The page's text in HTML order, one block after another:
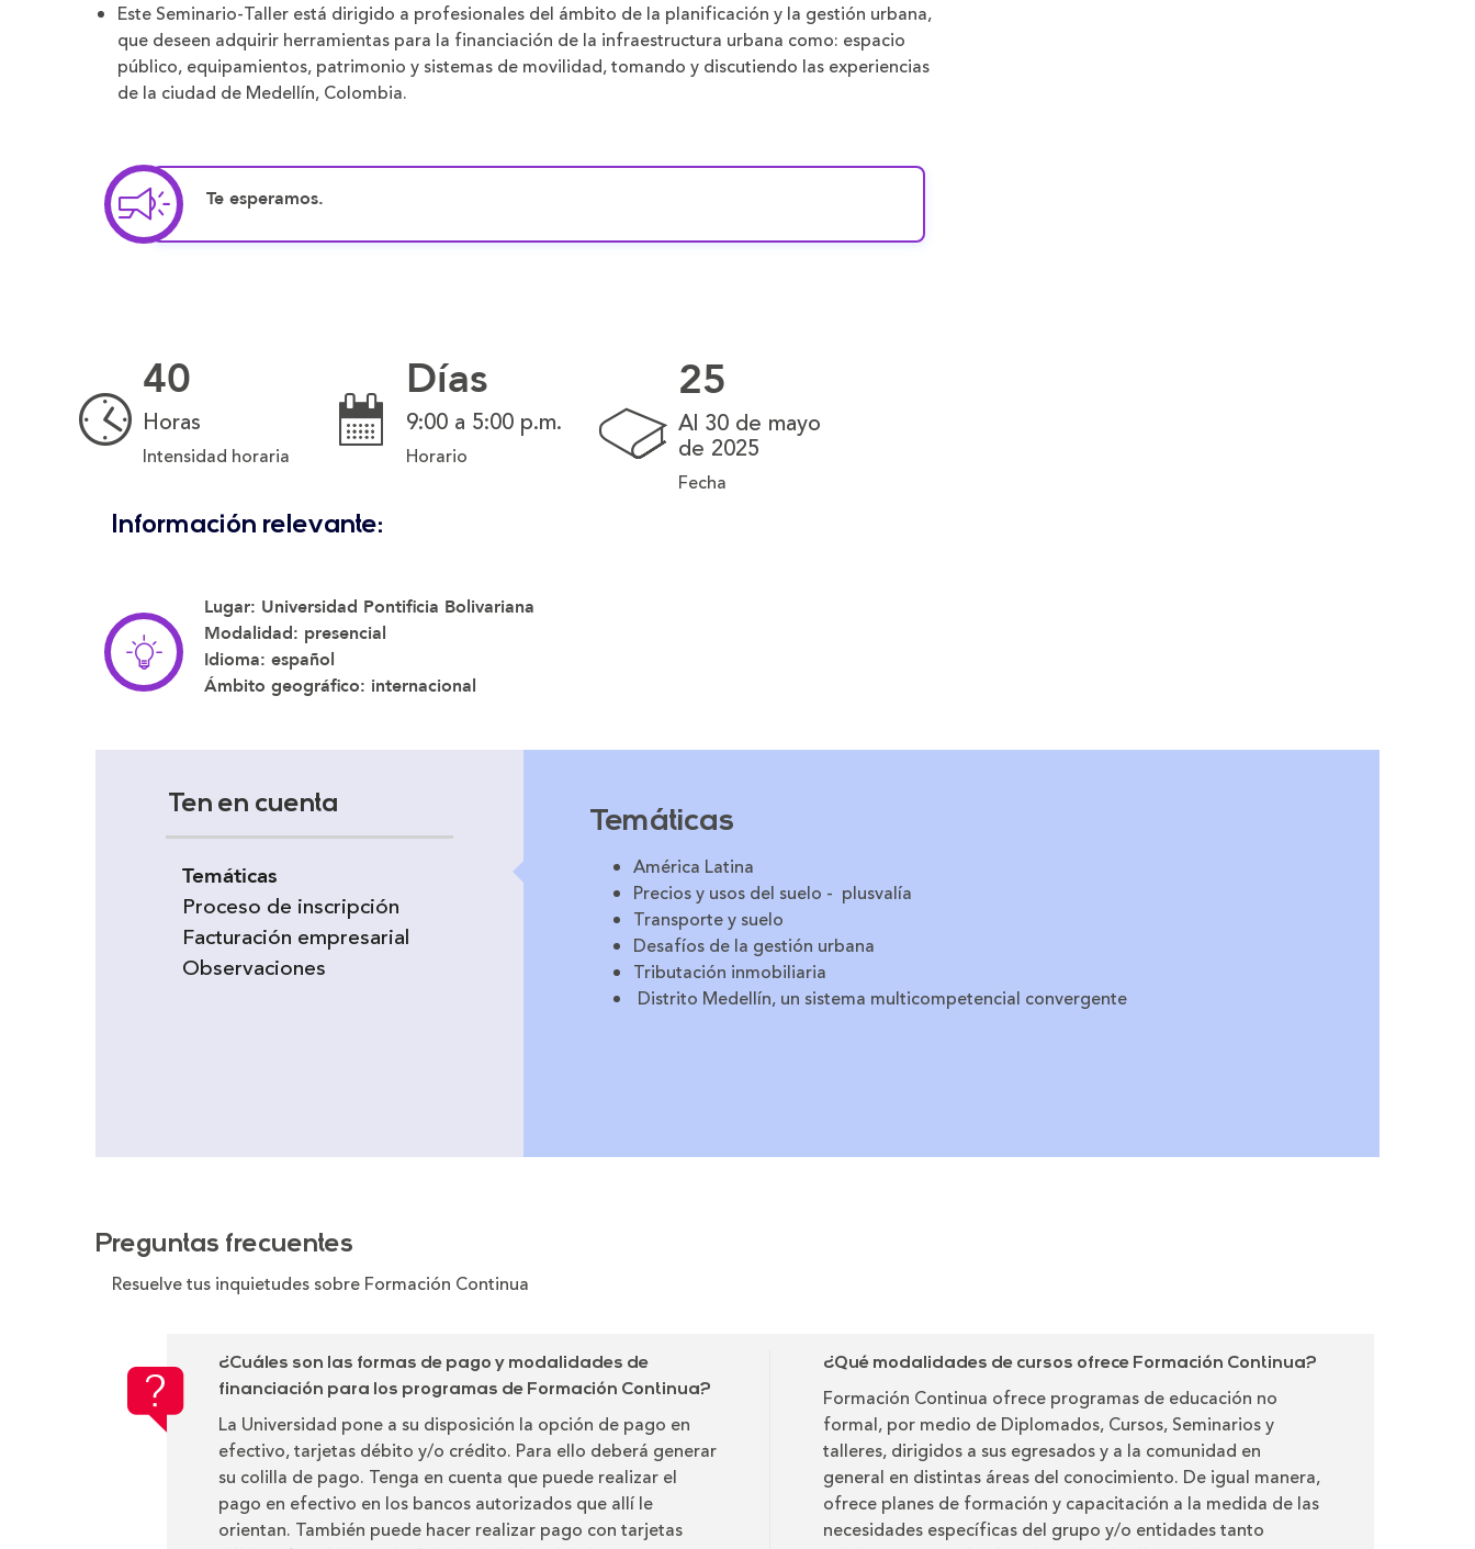
Este Seminario-Taller está dirigido a profesionales del ámbito de la planificación y la gestión urbana,
que deseen adquirir herramientas para la financiación de la infraestructura urbana como: espacio
público, equipamientos, patrimonio y sistemas de movilidad, tomando y discutiendo las experiencias
de la ciudad de Medellín, Colombia.
Te esperamos.
40
Horas
Intensidad horaria
Días
9:00 a 5:00 p.m.
Horario
25
Al 30 de mayo
de 2025
Fecha
Información relevante:
Lugar: Universidad Pontificia Bolivariana
Modalidad: presencial
Idioma: español
Ámbito geográfico: internacional
Ten en cuenta
Temáticas
Proceso de inscripción
Facturación empresarial
Observaciones
Temáticas
América Latina
Precios y usos del suelo - plusvalía
Transporte y suelo
Desafíos de la gestión urbana
Tributación inmobiliaria
Distrito Medellín, un sistema multicompetencial convergente
Preguntas frecuentes
Resuelve tus inquietudes sobre Formación Continua
¿Cuáles son las formas de pago y modalidades de
financiación para los programas de Formación Continua?
La Universidad pone a su disposición la opción de pago en
efectivo, tarjetas débito y/o crédito. Para ello deberá generar
su colilla de pago. Tenga en cuenta que puede realizar el
pago en efectivo en los bancos autorizados que allí le
orientan. También puede hacer realizar pago con tarjetas
¿Qué modalidades de cursos ofrece Formación Continua?
Formación Continua ofrece programas de educación no
formal, por medio de Diplomados, Cursos, Seminarios y
talleres, dirigidos a sus egresados y a la comunidad en
general en distintas áreas del conocimiento. De igual manera,
ofrece planes de formación y capacitación a la medida de las
necesidades específicas del grupo y/o entidades tanto